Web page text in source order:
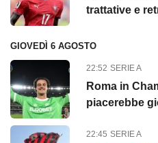
trattative e
GIOVEDÌ 6 AGOSTO
22:52 SERIE A
Roma in
piacerebbe
22:45 SERIE A